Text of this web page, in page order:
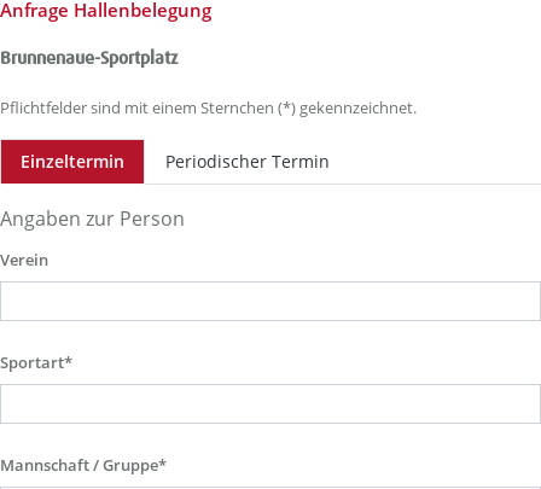
Anfrage Hallenbelegung
Brunnenaue-Sportplatz
Pflichtfelder sind mit einem Sternchen (*) gekennzeichnet.
Einzeltermin Periodischer Termin
Angaben zur Person
Verein
Sportart*
Mannschaft / Gruppe*